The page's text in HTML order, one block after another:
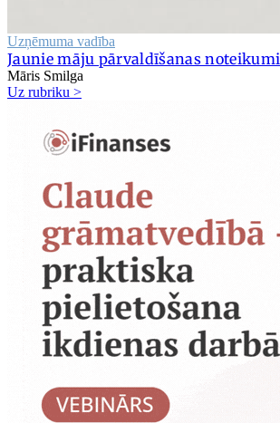
Uzņēmuma vadība
Jaunie māju pārvaldīšanas noteikumi
Māris Smilga
Uz rubriku >